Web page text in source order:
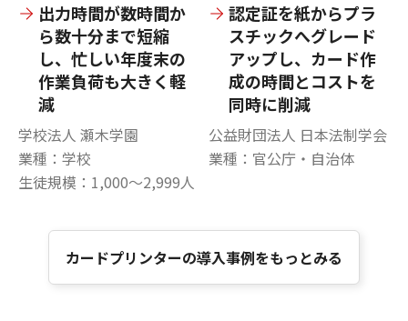
出力時間が数時間か
ら数十分まで短縮
し、忙しい年度末の
作業負荷も大きく軽
減
学校法人 瀬木学園
業種：学校
生徒規模：1,000～2,999人
認定証を紙からプラ
スチックへグレード
アップし、カード作
成の時間とコストを
同時に削減
公益財団法人 日本法制学会
業種：官公庁・自治体
カードプリンターの導入事例をもっとみる